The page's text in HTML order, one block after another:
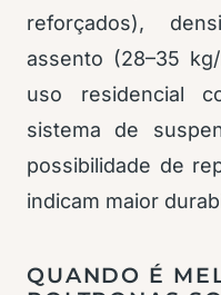
reforçados),
assento (28–35
uso residencial
sistema de
possibilidade de
indicam maior
QUANDO É